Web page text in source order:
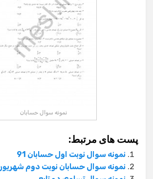
نمونه سوال حسابان
پست های مرتبط:
نمونه سوال نوبت اول حسابان 91
نمونه سوال حسابان نوبت دوم شهریور 91